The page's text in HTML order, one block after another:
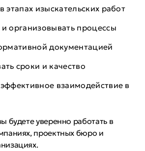
этапах изыскательских работ
организовывать процессы
документацией
сроки и качество
взаимодействие в
будете уверенно работать в
проектных бюро и